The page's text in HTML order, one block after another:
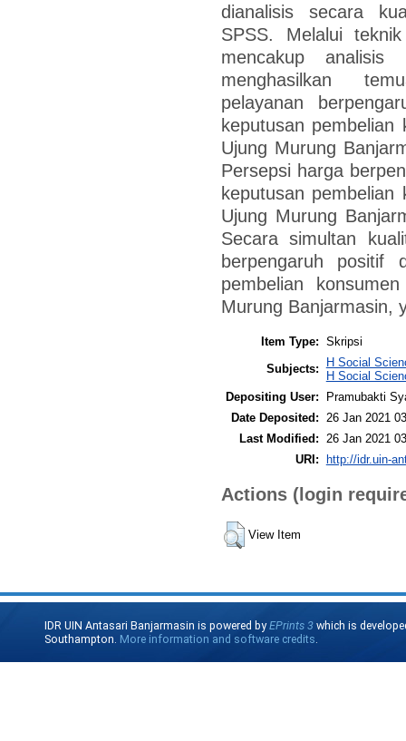
dianalisis secara
SPSS. Melalui
mencakup
menghasilkan
pelayanan
keputusan pembelian
Ujung Murung
Persepsi harga
keputusan pembelian
Ujung Murung
Secara simultan
berpengaruh positif
pembelian
Murung Banjarmasin,
Item Type: Skripsi
Subjects:
H Social
H Social
Depositing User:
Pramubakti
Date Deposited:
26 Jan 2021
Last Modified:
26 Jan 2021
URI: http://idr.uin-
Actions (login
View Item
IDR UIN Antasari Banjarmasin is powered byEPrints 3 which is
Southampton. More information and software credits.